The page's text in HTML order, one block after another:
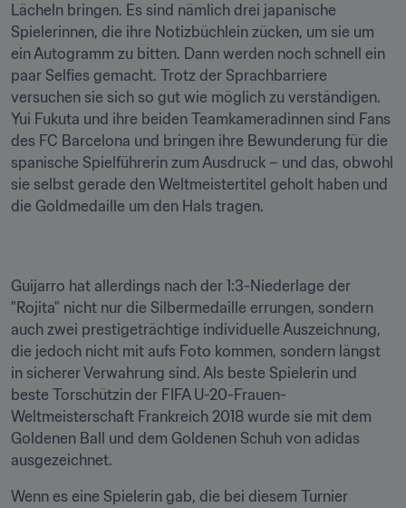
Lächeln bringen. Es sind nämlich drei japanische
Spielerinnen, die ihre Notizbüchlein zücken, um sie um
ein Autogramm zu bitten. Dann werden noch schnell ein
paar Selfies gemacht. Trotz der Sprachbarriere
versuchen sie sich so gut wie möglich zu verständigen.
Yui Fukuta und ihre beiden Teamkameradinnen sind Fans
des FC Barcelona und bringen ihre Bewunderung für die
spanische Spielführerin zum Ausdruck – und das, obwohl
sie selbst gerade den Weltmeistertitel geholt haben und
die Goldmedaille um den Hals tragen.
Guijarro hat allerdings nach der 1:3-Niederlage der
"Rojita" nicht nur die Silbermedaille errungen, sondern
auch zwei prestigeträchtige individuelle Auszeichnung,
die jedoch nicht mit aufs Foto kommen, sondern längst
in sicherer Verwahrung sind. Als beste Spielerin und
beste Torschützin der FIFA U-20-Frauen-
Weltmeisterschaft Frankreich 2018 wurde sie mit dem
Goldenen Ball und dem Goldenen Schuh von adidas
ausgezeichnet.
Wenn es eine Spielerin gab, die bei diesem Turnier